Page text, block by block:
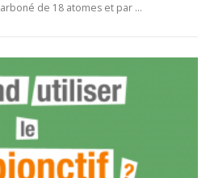
de 18 atomes et par …